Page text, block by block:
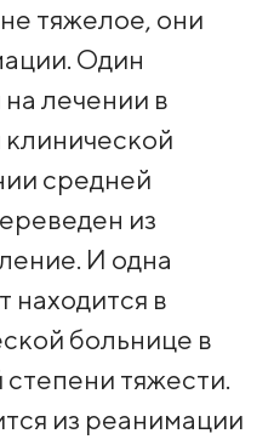
тяжелое, они
Один
лечении в
средней
из
И одна
находится в
больнице в
тяжести.
из реанимации